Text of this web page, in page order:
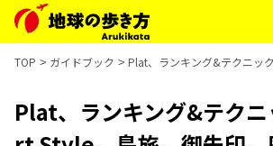
TOP ガイドブック Plat、ランキング&テクニッ
Plat、ランキング&テク